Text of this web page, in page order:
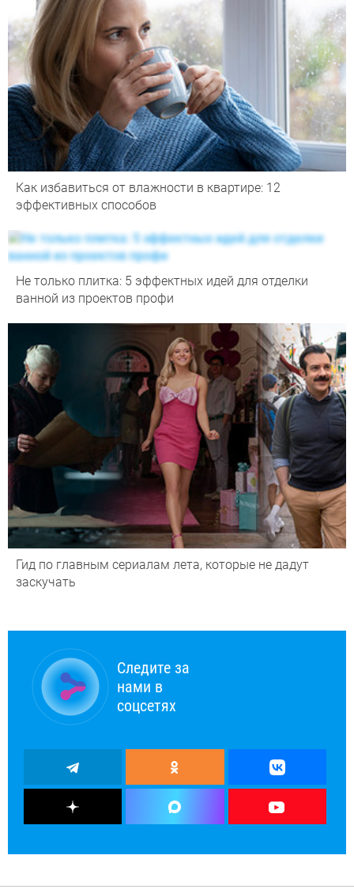
Как избавиться от влажности в квартире: 12
эффективных способов
Не только плитка: 5 эффектных идей для отделки
ванной из проектов профи
Гид по главным сериалам лета, которые не дадут
заскучать
Следите за
нами в
соцсетях